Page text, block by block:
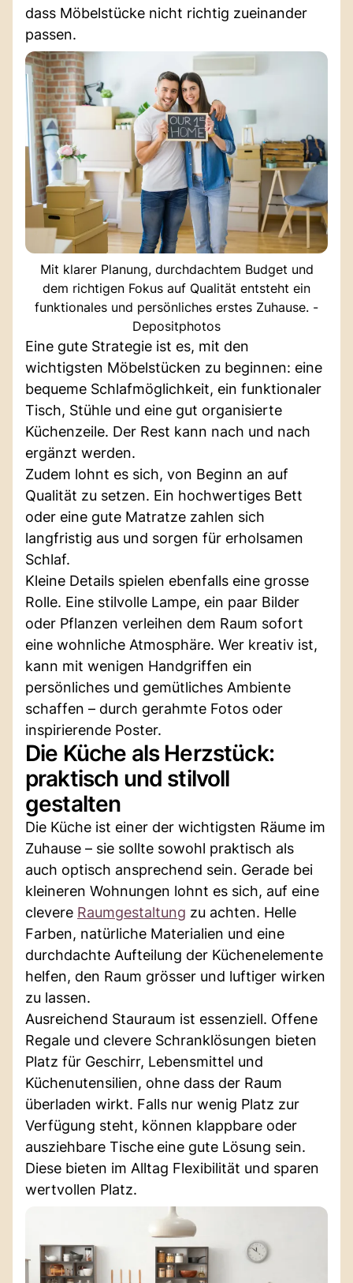
dass Möbelstücke nicht richtig zueinander
passen.
Mit klarer Planung, durchdachtem Budget und
dem richtigen Fokus auf Qualität entsteht ein
funktionales und persönliches erstes Zuhause. -
Depositphotos
Eine gute Strategie ist es, mit den
wichtigsten Möbelstücken zu beginnen: eine
bequeme Schlafmöglichkeit, ein funktionaler
Tisch, Stühle und eine gut organisierte
Küchenzeile. Der Rest kann nach und nach
ergänzt werden.
Zudem lohnt es sich, von Beginn an auf
Qualität zu setzen. Ein hochwertiges Bett
oder eine gute Matratze zahlen sich
langfristig aus und sorgen für erholsamen
Schlaf.
Kleine Details spielen ebenfalls eine grosse
Rolle. Eine stilvolle Lampe, ein paar Bilder
oder Pflanzen verleihen dem Raum sofort
eine wohnliche Atmosphäre. Wer kreativ ist,
kann mit wenigen Handgriffen ein
persönliches und gemütliches Ambiente
schaffen – durch gerahmte Fotos oder
inspirierende Poster.
Die Küche als Herzstück:
praktisch und stilvoll
gestalten
Die Küche ist einer der wichtigsten Räume im
Zuhause – sie sollte sowohl praktisch als
auch optisch ansprechend sein. Gerade bei
kleineren Wohnungen lohnt es sich, auf eine
clevere Raumgestaltung zu achten. Helle
Farben, natürliche Materialien und eine
durchdachte Aufteilung der Küchenelemente
helfen, den Raum grösser und luftiger wirken
zu lassen.
Ausreichend Stauraum ist essenziell. Offene
Regale und clevere Schranklösungen bieten
Platz für Geschirr, Lebensmittel und
Küchenutensilien, ohne dass der Raum
überladen wirkt. Falls nur wenig Platz zur
Verfügung steht, können klappbare oder
ausziehbare Tische eine gute Lösung sein.
Diese bieten im Alltag Flexibilität und sparen
wertvollen Platz.